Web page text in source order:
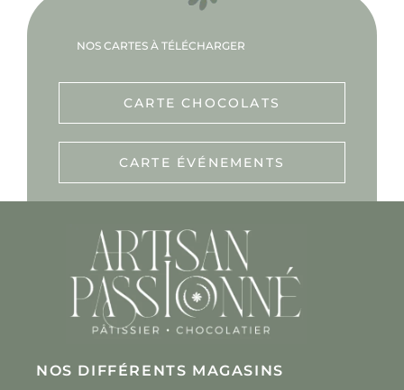
NOS CARTES À TÉLÉCHARGER
CARTE CHOCOLATS
CARTE ÉVÉNEMENTS
NOS DIFFÉRENTS MAGASINS